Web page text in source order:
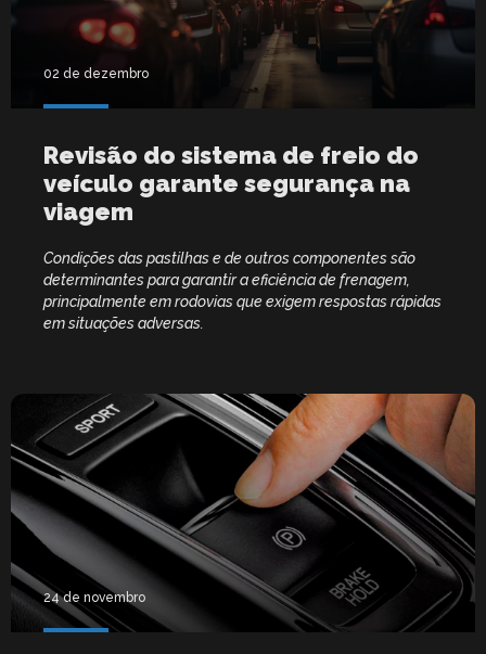
02 de dezembro
Revisão do sistema de freio do
veículo garante segurança na
viagem
Condições das pastilhas e de outros componentes são
determinantes para garantir a eficiência de frenagem,
principalmente em rodovias que exigem respostas rápidas
em situações adversas.
24 de novembro